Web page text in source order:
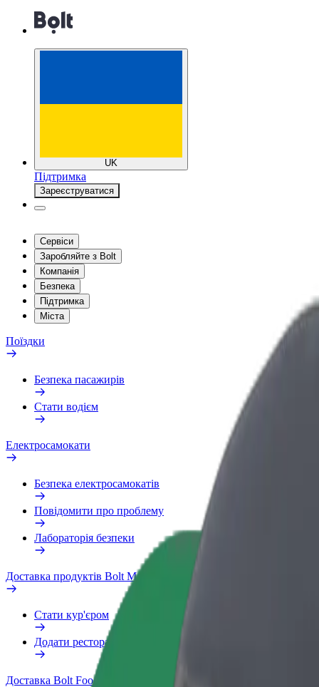
UK
Підтримка
Зареєструватися
Сервіси
Заробляйте з Bolt
Компанія
Безпека
Підтримка
Міста
Поїздки
Безпека пасажирів
Стати водієм
Електросамокати
Безпека електросамокатів
Повідомити про проблему
Лабораторія безпеки
Доставка продуктів Bolt Market
Стати кур'єром
Додати ресторан чи крамницю
Доставка Bolt Food